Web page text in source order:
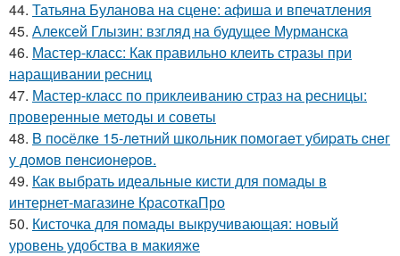
44. Татьяна Буланова на сцене: афиша и впечатления
45. Алексей Глызин: взгляд на будущее Мурманска
46. Мастер-класс: Как правильно клеить стразы при
наращивании ресниц
47. Мастер-класс по приклеиванию страз на ресницы:
проверенные методы и советы
48. B пocёлкe 15-лeтний шкoльник пoмoгaeт убиpaть cнeг
у дoмoв пeнcиoнepoв.
49. Как выбрать идеальные кисти для помады в
интернет-магазине КрасоткаПро
50. Кисточка для помады выкручивающая: новый
уровень удобства в макияже